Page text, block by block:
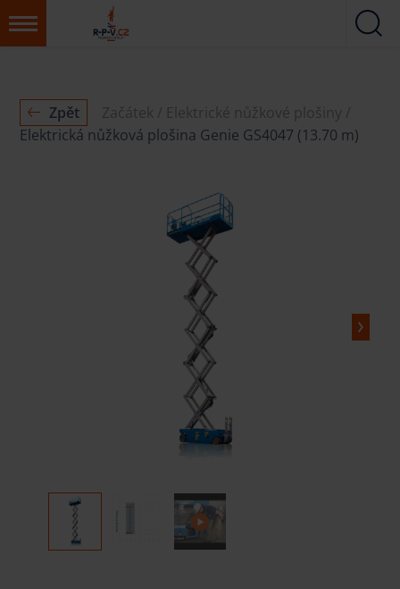
Zpět Začátek
Elektrické nůžkové plošiny
Elektrická nůžková plošina Genie GS4047 (13.70 m)